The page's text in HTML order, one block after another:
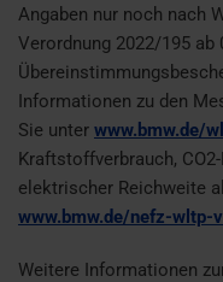
Angaben nur noch nach
Verordnung 2022/195 ab
Informationen zu den
Sie unter www.bmw.de/
Kraftstoffverbrauch,
elektrischer Reichweite
www.bmw.de/nefz-wltp-
Weitere Informationen